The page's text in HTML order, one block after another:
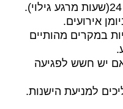
אירועים.
במקרים מהותיים
יש חשש לפגיעה
למניעת הישנות.